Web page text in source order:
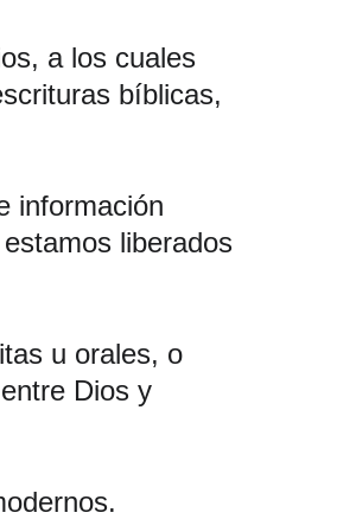
a los cuales
bíblicas,
información
liberados
u orales, o
Dios y